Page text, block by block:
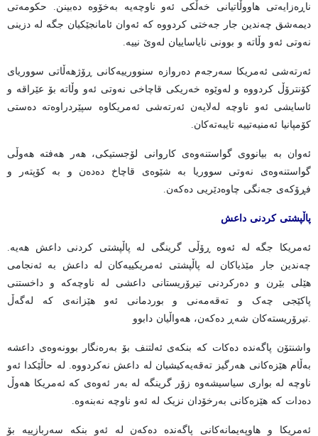
ناڕەزایەتی هاووڵاتیانی خەڵکی ئەو ناوچەیە بەخۆوە دەبینن. حکومەتی
دیمەشق چەندین جار جەختی کردووە کە ئەوان ئامانجێکیان جگە لە دزینی
نەوتی ئەو وڵاتە و بوونی نایاساییان لەوێ نییە.
ئەرتەشی ئەمریکا سەرجەم دەروازە سنوورییەکانی ڕۆژهەڵاتی سووریای
کۆنترۆڵ کردووە و لەوێوە خەریکی قاچاخی نەوتی ئەو وڵاتە بۆ عێراقە و
ئاسایشی ئەو ناوچە لەلایەن ئەرتەشی ئەمریکاوە سپێردراوەتە دەستی
کۆمپانیا ئەمنیەتییە تایبەتەکان.
ئەوان بە بیانووی گواستنەوەی کاروانی لۆجستیکی، هەر هەفتە هەوڵی
گواستنەوەی نەوتی سووریا بە شێوەی قاچاخ دەدەن و بە کۆپتەر و
فڕۆکەی جەنگی چاوەدێریی دەکەن.
پاڵپشتی کردنی داعش
ئەمریکا جگە لە ئەوە ڕۆڵی گرینگی لە پاڵپشتی کردنی داعش هەیە.
چەندین جار مێذیاکان لە پاڵپشتی ئەمریکییەکان لە داعش بە ئەنجامی
هێلی بێرن و دەرکردنی تیرۆریستانی داعشی لە ناوچەکە و داخستنی
پاکێجی چەک و تەقەمەنی و بوردمانی ئەو هێزانەی کە لەگەڵ
واشنتۆن پاگەندە دەکات کە بنکەی ئەلتنف بۆ بەرەنگار بوونەوەی داعشە
بەڵام هێزەکانی هەرگیز تەقەیەکیشیان لە داعش نەکردووە. لە حاڵێکدا ئەو
ناوچە لە بواری سیاسیشەوە زۆر گرینگە لە بەر ئەوەی کە ئەمریکا هەوڵ
دەدات کە هێزەکانی بەرخۆدان نزیک لە ئەو ناوچە نەبنەوە.
ئەمریکا و هاوپەیمانەکانی پاگەندە دەکەن لە ئەو بنکە سەربازییە بۆ